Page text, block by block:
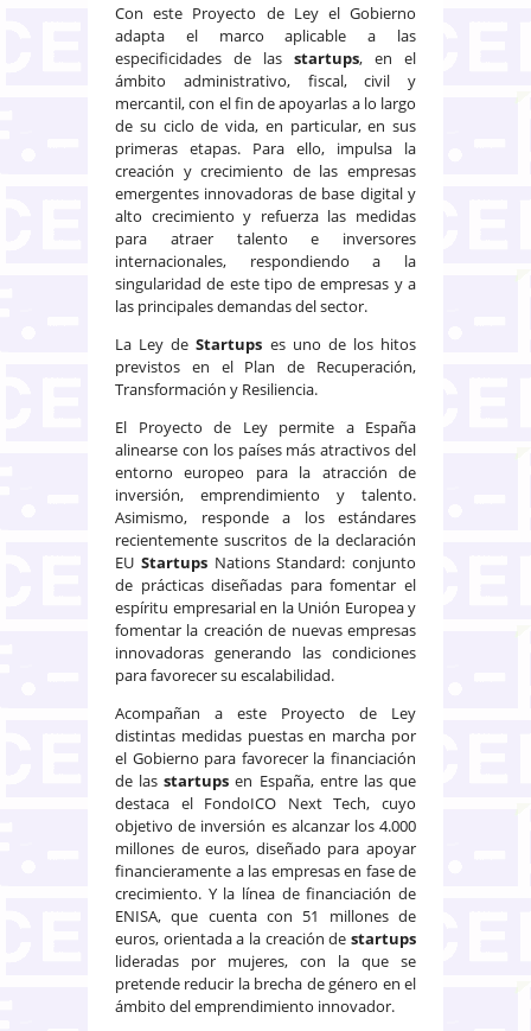
Con este Proyecto de Ley el Gobierno
adapta el marco aplicable a las
especificidades de las startups, en el
ámbito administrativo, fiscal, civil y
mercantil, con el fin de apoyarlas a lo largo
de su ciclo de vida, en particular, en sus
primeras etapas. Para ello, impulsa la
creación y crecimiento de las empresas
emergentes innovadoras de base digital y
alto crecimiento y refuerza las medidas
para atraer talento e inversores
internacionales, respondiendo a la
singularidad de este tipo de empresas y a
las principales demandas del sector.
La Ley deStartups es uno de los hitos
previstos en el Plan de Recuperación,
Transformación y Resiliencia.
El Proyecto de Ley permite a España
alinearse con los países más atractivos del
entorno europeo para la atracción de
inversión, emprendimiento y talento.
Asimismo, responde a los estándares
recientemente suscritos de la declaración
EU StartupsNations Standard: conjunto
de prácticas diseñadas para fomentar el
espíritu empresarial en la Unión Europea y
fomentar la creación de nuevas empresas
innovadoras generando las condiciones
para favorecer su escalabilidad.
Acompañan a este Proyecto de Ley
distintas medidas puestas en marcha por
el Gobierno para favorecer la financiación
de lasstartups en España, entre las que
destaca el FondoICO Next Tech, cuyo
objetivo de inversión es alcanzar los 4.000
millones de euros, diseñado para apoyar
financieramente a las empresas en fase de
crecimiento. Y la línea de financiación de
ENISA, que cuenta con 51 millones de
euros, orientada a la creación de startups
lideradas por mujeres, con la que se
pretende reducir la brecha de género en el
ámbito del emprendimiento innovador.